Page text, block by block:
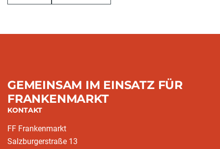
GEMEINSAM IM EINSATZ FÜR
FRANKENMARKT
KONTAKT
FF Frankenmarkt
Salzburgerstraße 13